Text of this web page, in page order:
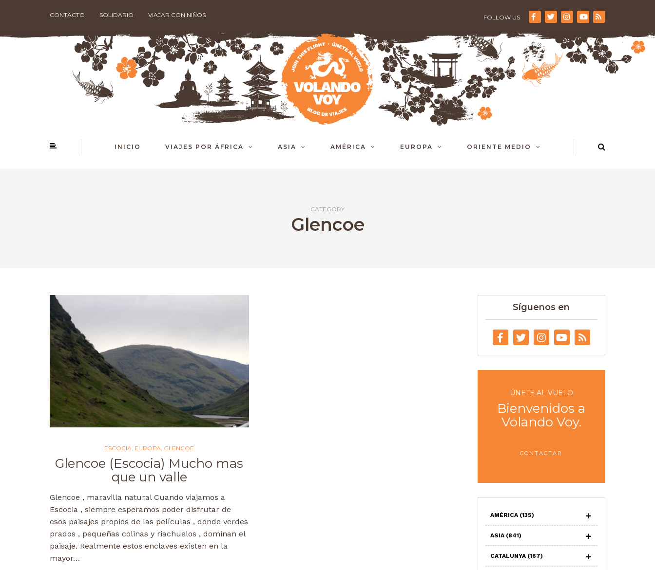
CONTACTO SOLIDARIO VIAJAR CON NIÑOS FOLLOW US
INICIO VIAJES POR ÁFRICA ASIA AMÉRICA EUROPA ORIENTE MEDIO
CATEGORY
Glencoe
ESCOCIA, EUROPA, GLENCOE
Glencoe (Escocia) Mucho mas
que un valle
Glencoe , maravilla natural Cuando viajamos a
Escocia , siempre esperamos poder disfrutar de
esos paisajes propios de las películas , donde verdes
prados , pequeñas colinas y riachuelos , dominan el
paisaje. Realmente estos enclaves existen en la
mayor…
Síguenos en
ÚNETE AL VUELO
Bienvenidos a
Volando Voy.
CONTACTAR
AMÉRICA (135)
ASIA (841)
CATALUNYA (167)